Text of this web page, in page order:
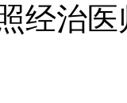
经治医